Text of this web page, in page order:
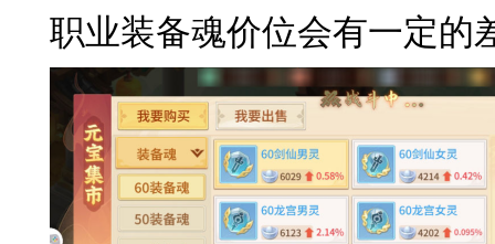
职业装备魂价位会有一定的